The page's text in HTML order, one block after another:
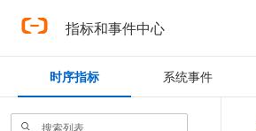
指标和事件中心
时序指标 系统事件